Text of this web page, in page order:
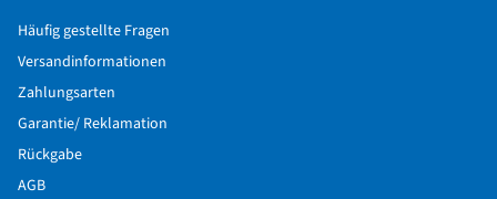
Häufig gestellte Fragen
Versandinformationen
Zahlungsarten
Garantie/ Reklamation
Rückgabe
AGB